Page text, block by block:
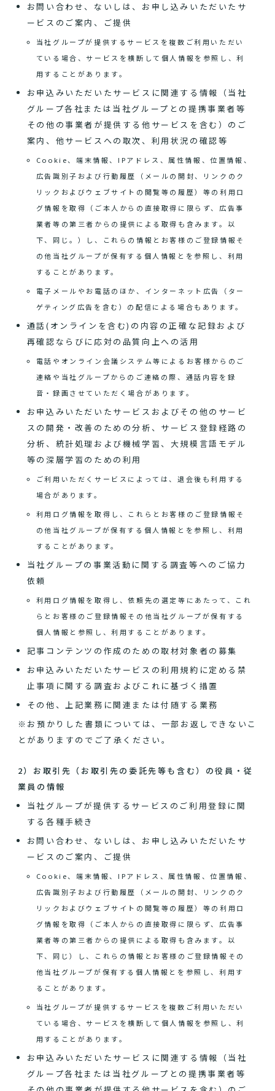
お問い合わせ、ないしは、お申し込みいただいたサ
ービスのご案内、ご提供
当社グループが提供するサービスを複数ご利用いただい
ている場合、サービスを横断して個人情報を参照し、利
用することがあります。
お申込みいただいたサービスに関連する情報（当社
グループ各社または当社グループとの提携事業者等
その他の事業者が提供する他サービスを含む）のご
案内、他サービスへの取次、利用状況の確認等
Cookie、端末情報、IPアドレス、属性情報、位置情報、
広告識別子および行動履歴（メールの開封、リンクのク
リックおよびウェブサイトの閲覧等の履歴）等の利用ロ
グ情報を取得（ご本人からの直接取得に限らず、広告事
業者等の第三者からの提供による取得も含みます。以
下、同じ。）し、これらの情報とお客様のご登録情報そ
の他当社グループが保有する個人情報とを参照し、利用
することがあります。
電子メールやお電話のほか、インターネット広告（ター
ゲティング広告を含む）の配信による場合もあります。
通話(オンラインを含む)の内容の正確な記録および
再確認ならびに応対の品質向上への活用
電話やオンライン会議システム等によるお客様からのご
連絡や当社グループからのご連絡の際、通話内容を録
音・録画させていただく場合があります。
お申込みいただいたサービスおよびその他のサービ
スの開発・改善のための分析、サービス登録経路の
分析、統計処理および機械学習、大規模言語モデル
等の深層学習のための利用
ご利用いただくサービスによっては、退会後も利用する
場合があります。
利用ログ情報を取得し、これらとお客様のご登録情報そ
の他当社グループが保有する個人情報とを参照し、利用
することがあります。
当社グループの事業活動に関する調査等へのご協力
依頼
利用ログ情報を取得し、依頼先の選定等にあたって、これ
らとお客様のご登録情報その他当社グループが保有する
個人情報と参照し、利用することがあります。
記事コンテンツの作成のための取材対象者の募集
お申込みいただいたサービスの利用規約に定める禁
止事項に関する調査およびこれに基づく措置
その他、上記業務に関連または付随する業務
※お預かりした書類については、一部お返しできないこ
とがありますのでご了承ください。
2）お取引先（お取引先の委託先等も含む）の役員・従
業員の情報
当社グループが提供するサービスのご利用登録に関
する各種手続き
お問い合わせ、ないしは、お申し込みいただいたサ
ービスのご案内、ご提供
Cookie、端末情報、IPアドレス、属性情報、位置情報、
広告識別子および行動履歴（メールの開封、リンクのク
リックおよびウェブサイトの閲覧等の履歴）等の利用ロ
グ情報を取得（ご本人からの直接取得に限らず、広告事
業者等の第三者からの提供による取得も含みます。以
下、同じ）し、これらの情報とお客様のご登録情報その
他当社グループが保有する個人情報とを参照し、利用す
ることがあります。
当社グループが提供するサービスを複数ご利用いただい
ている場合、サービスを横断して個人情報を参照し、利
用することがあります。
お申込みいただいたサービスに関連する情報（当社
グループ各社または当社グループとの提携事業者等